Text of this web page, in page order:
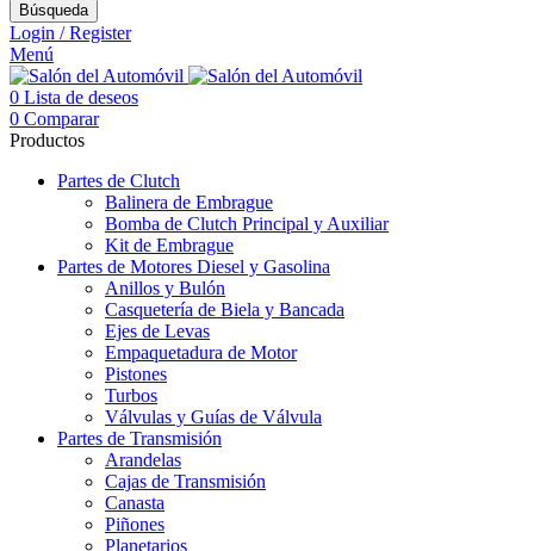
Búsqueda
Login / Register
Menú
0 Lista de deseos
0 Comparar
Productos
Partes de Clutch
Balinera de Embrague
Bomba de Clutch Principal y Auxiliar
Kit de Embrague
Partes de Motores Diesel y Gasolina
Anillos y Bulón
Casquetería de Biela y Bancada
Ejes de Levas
Empaquetadura de Motor
Pistones
Turbos
Válvulas y Guías de Válvula
Partes de Transmisión
Arandelas
Cajas de Transmisión
Canasta
Piñones
Planetarios